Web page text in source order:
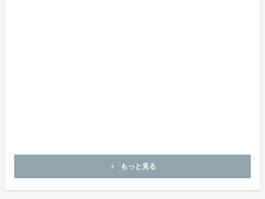
DS）を参照してください。
add もっと見る